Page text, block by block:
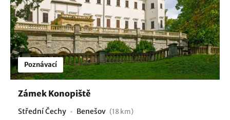
Poznávací
Zámek Konopiště
Střední Čechy Benešov (18 km)